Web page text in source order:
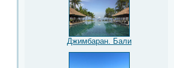
Джимбаран. Бали